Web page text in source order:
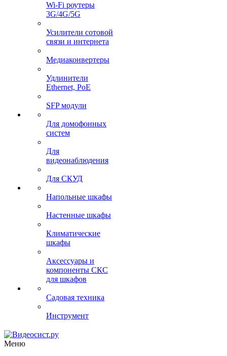
Wi-Fi роутеры
3G/4G/5G
Усилители сотовой
связи и интернета
Медиаконвертеры
Удлинители
Ethernet, PoE
SFP модули
Для домофонных
систем
Для
видеонаблюдения
Для СКУД
Напольные шкафы
Настенные шкафы
Климатические
шкафы
Аксессуары и
компоненты СКС
для шкафов
Садовая техника
Инструмент
Меню